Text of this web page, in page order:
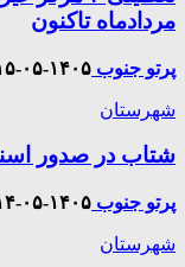
مردادماه تاکنون
پرتو جنوب ۱۴۰۵-۰۵-۱۵
شهرستان
شتاب در صدور
پرتو جنوب ۱۴۰۵-۰۵-۱۴
شهرستان